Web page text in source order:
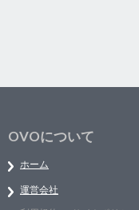
OVOについて
ホーム
運営会社